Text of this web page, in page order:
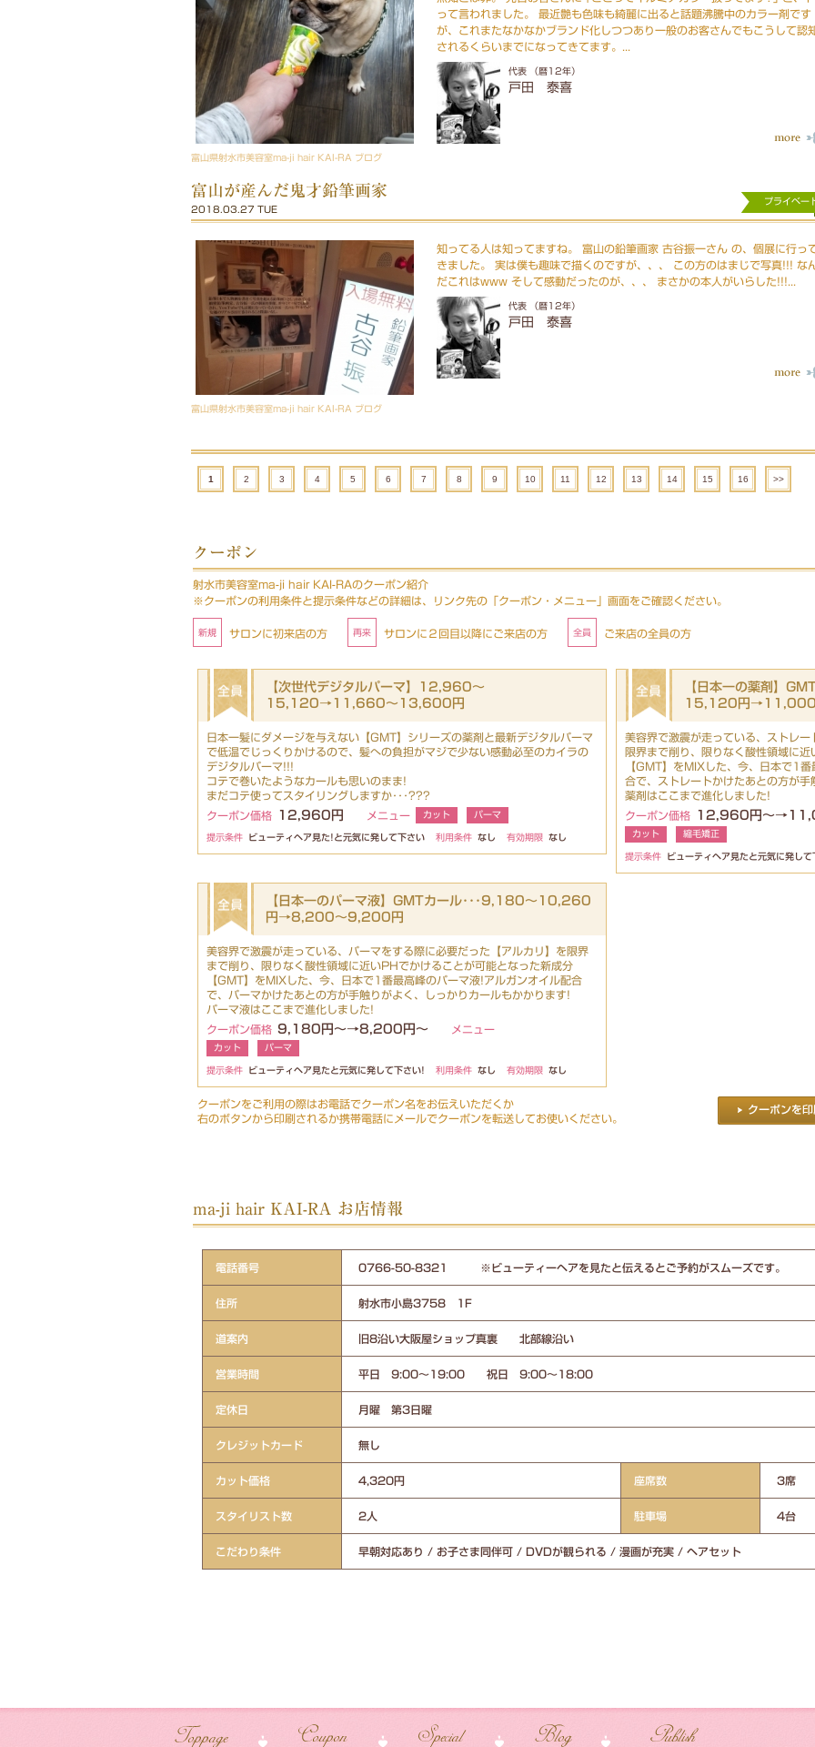
って言われました。 最近艶も色味も綺麗に出ると話題沸騰中のカラー剤です
が、これまたなかなかブランド化しつつあり一般のお客さんでもこうして認
されるくらいまでになってきてます。...
代表 （暦12年）
戸田 泰喜
富山県射水市美容室ma-ji hair KAI-RA ブログ
富山が産んだ鬼才鉛筆画家
2018.03.27 TUE
プライベー
知ってる人は知ってますね。 富山の鉛筆画家 古谷振一さん の、個展に行っ
きました。 実は僕も趣味で描くのですが、、、 この方のはまじで写真!!! な
だこれはwww そして感動だったのが、、、 まさかの本人がいらした!!!...
代表 （暦12年）
戸田 泰喜
富山県射水市美容室ma-ji hair KAI-RA ブログ
1 2 3 4 5 6 7 8 9 10 11 12 13 14 15 16 >>
クーポン
射水市美容室ma-ji hair KAI-RAのクーポン紹介
※クーポンの利用条件と提示条件などの詳細は、リンク先の「クーポン・メニュー」画面をご確認ください。
サロンに初来店の方 サロンに２回目以降にご来店の方 ご来店の全員の方
【次世代デジタルパーマ】12,960～
15,120→11,660～13,600円
日本一髪にダメージを与えない【GMT】シリーズの薬剤と最新デジタルパーマ
で低温でじっくりかけるので、髪への負担がマジで少ない感動必至のカイラの
デジタルパーマ!!!
コテで巻いたようなカールも思いのまま!
まだコテ使ってスタイリングしますか･･･???
クーポン価格
12,960円 メニュー カット パーマ
提示条件 ビューティヘア見た!と元気に発して下さい 利用条件 なし 有効期限 なし
【日本一の薬剤】
15,120円
美容界で激震が走っている、ストレ
限界まで削り、限りなく酸性領域に
【GMT】をMIXした、今、日本で1
合で、ストレートかけたあとの方が手
薬剤はここまで進化しました!
クーポン価格
12,960円～
カット 縮毛矯正
提示条件 ビューティヘア見たと元気に発して
【日本一のパーマ液】GMTカール･･･9,180～10,260
円→8,200～9,200円
美容界で激震が走っている、パーマをする際に必要だった【アルカリ】を限界
まで削り、限りなく酸性領域に近いPHでかけることが可能となった新成分
【GMT】をMIXした、今、日本で1番最高峰のパーマ液!アルガンオイル配合
で、パーマかけたあとの方が手触りがよく、しっかりカールもかかります!
パーマ液はここまで進化しました!
クーポン価格 9,180円～→8,200円～ メニュー
カット パーマ
提示条件 ビューティヘア見たと元気に発して下さい! 利用条件 なし 有効期限 なし
クーポンをご利用の際はお電話でクーポン名をお伝えいただくか
右のボタンから印刷されるか携帯電話にメールでクーポンを転送してお使いください。
ma-ji hair KAI-RA お店情報
電話番号 0766-50-8321 ※ビューティーヘアを見たと伝えるとご予約がスムーズです。
住所 射水市小島3758 1F
道案内 旧8沿い大阪屋ショップ真裏 北部線沿い
営業時間 平日 9:00～19:00 祝日 9:00～18:00
定休日 月曜 第3日曜
クレジットカード 無し
カット価格 4,320円 座席数 3席
スタイリスト数 2人 駐車場 4台
こだわり条件 早朝対応あり / お子さま同伴可 / DVDが観られる / 漫画が充実 / ヘアセット